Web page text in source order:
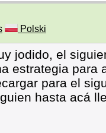
Polski
jodido, el
estrategia para
para el
hasta acá